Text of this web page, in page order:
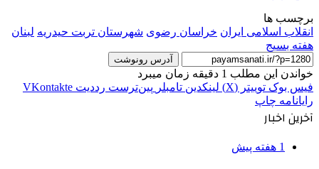
برچسب ها
انقلاب اسلامی ایران خراسان رضوی شهرستان تربت حیدریه لبنان
هفته بسیج
آدرس رونوشت
خواندن این مطلب 1 دقیقه زمان میبرد
فیس بوک توییتر (X) لینکدین ‫تامبلر ‫پین‌ترست ‫رددیت ‫VKontakte
رایانامه چاپ
آخرین اخبار
1 هفته پیش